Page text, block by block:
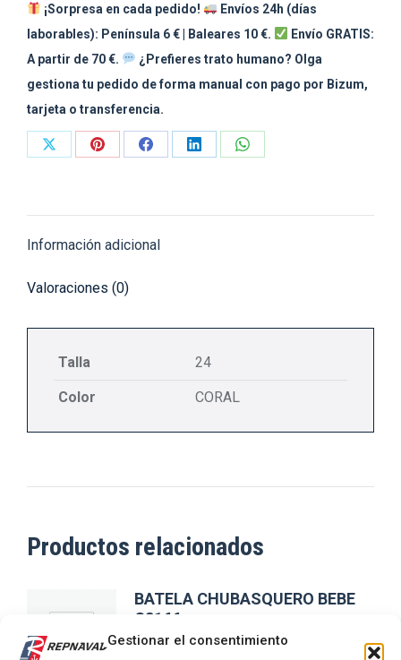
Gestionar el consentimiento
¡Sorpresa en cada pedido!
Envíos 24h (días
laborables): Península 6 € | Baleares 10 €.
Envío GRATIS:
A partir de 70 €.
¿Prefieres trato humano? Olga
gestiona tu pedido de forma manual con pago por Bizum,
tarjeta o transferencia.
Share
Share
Share
Share
Share
Información adicional
Valoraciones (0)
Talla 24
Color CORAL
Productos relacionados
BATELA CHUBASQUERO BEBE
C3166